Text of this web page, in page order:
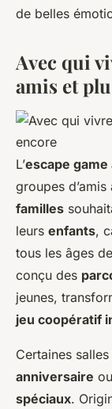
de belles
Avec qui
amis et
L’escape game
groupes
familles
leurs enfants,
tous les âges
conçu des
jeunes,
jeu coopératif
Certaines
anniversaire
spéciaux.